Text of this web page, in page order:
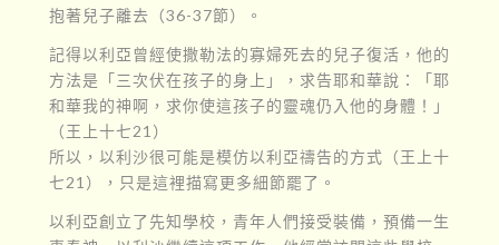
抱著兒子離去（36-37節）。
記得以利亞曾經使撒勒法的寡婦死去的兒子復活，他的
方法是「三次伏在孩子的身上」，求告耶和華說：「耶
和華我的神啊，求你使這孩子的靈魂仍入他的身體！」
（王上十七21）
所以，以利沙很可能是模仿以利亞禱告的方式（王上十
七21），只是這裡描寫更多細節罷了。
以利亞創立了先知學校，青年人們接受裝備，預備一生